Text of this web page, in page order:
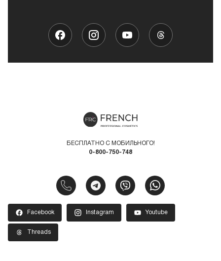
БЕСПЛАТНО С МОБИЛЬНОГО!
0-800-750-748
Facebook Instagram Youtube
Threads